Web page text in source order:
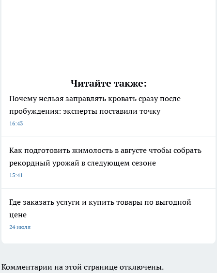
Читайте также:
Почему нельзя заправлять кровать сразу после
пробуждения: эксперты поставили точку
16:43
Как подготовить жимолость в августе чтобы собрать
рекордный урожай в следующем сезоне
15:41
Где заказать услуги и купить товары по выгодной
цене
24 июля
Комментарии на этой странице отключены.